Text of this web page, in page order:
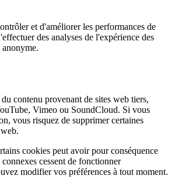
et d'améliorer les performances de
des analyses de l'expérience des
contenu provenant de sites web tiers,
Vimeo ou SoundCloud. Si vous
vous risquez de supprimer certaines
cookies peut avoir pour conséquence
cessent de fonctionner
modifier vos préférences à tout moment.